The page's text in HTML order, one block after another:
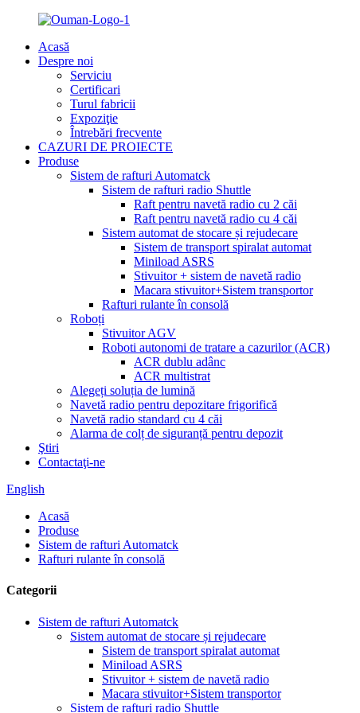
Acasă
Despre noi
Serviciu
Certificari
Turul fabricii
Expoziţie
Întrebări frecvente
CAZURI DE PROIECTE
Produse
Sistem de rafturi Automatck
Sistem de rafturi radio Shuttle
Raft pentru navetă radio cu 2 căi
Raft pentru navetă radio cu 4 căi
Sistem automat de stocare și rejudecare
Sistem de transport spiralat automat
Miniload ASRS
Stivuitor + sistem de navetă radio
Macara stivuitor+Sistem transportor
Rafturi rulante în consolă
Roboți
Stivuitor AGV
Roboti autonomi de tratare a cazurilor (ACR)
ACR dublu adânc
ACR multistrat
Alegeți soluția de lumină
Navetă radio pentru depozitare frigorifică
Navetă radio standard cu 4 căi
Alarma de colț de siguranță pentru depozit
Ştiri
Contactaţi-ne
English
Acasă
Produse
Sistem de rafturi Automatck
Rafturi rulante în consolă
Categorii
Sistem de rafturi Automatck
Sistem automat de stocare și rejudecare
Sistem de transport spiralat automat
Miniload ASRS
Stivuitor + sistem de navetă radio
Macara stivuitor+Sistem transportor
Sistem de rafturi radio Shuttle